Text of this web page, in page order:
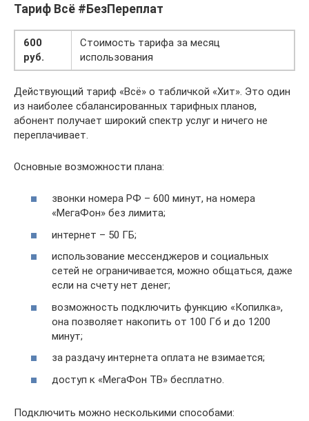
Тариф Всё #БезПереплат
600
руб.
Стоимость тарифа за месяц
использования
Действующий тариф «Всё» о табличкой «Хит». Это один
из наиболее сбалансированных тарифных планов,
абонент получает широкий спектр услуг и ничего не
переплачивает.
Основные возможности плана:
звонки номера РФ – 600 минут, на номера
«МегаФон» без лимита;
интернет – 50 ГБ;
использование мессенджеров и социальных
сетей не ограничивается, можно общаться, даже
если на счету нет денег;
возможность подключить функцию «Копилка»,
она позволяет накопить от 100 Гб и до 1200
минут;
за раздачу интернета оплата не взимается;
доступ к «МегаФон ТВ» бесплатно.
Подключить можно несколькими способами: